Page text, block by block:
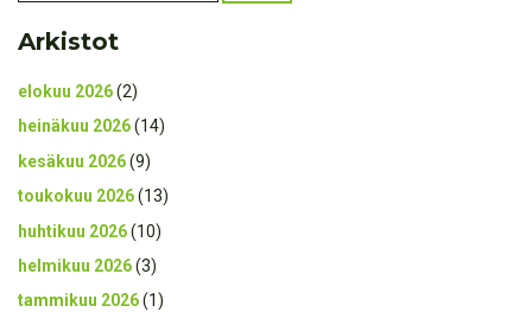
Arkistot
elokuu 2026(2)
heinäkuu 2026(14)
kesäkuu 2026(9)
toukokuu 2026(13)
huhtikuu 2026(10)
helmikuu 2026(3)
tammikuu 2026(1)